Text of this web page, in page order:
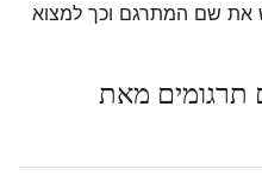
שם המתרגם וכך למצוא
מאת